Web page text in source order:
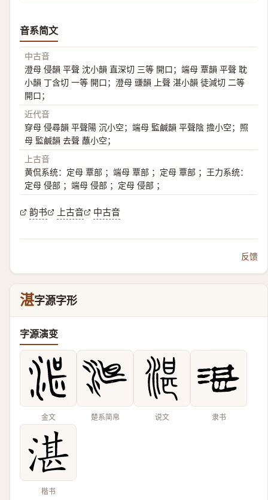
音系简文
中古音
澄母 侵韻 平聲 沈小韻 直深切 三等 開口；端母 覃韻 平聲 耽
小韻 丁含切 一等 開口；澄母 豏韻 上聲 湛小韻 徒減切 二等
開口；
近代音
穿母 侵尋韻 平聲陽 沉小空；端母 監鹹韻 平聲陰 擔小空；照
母 監鹹韻 去聲 蘸小空；
上古音
黄侃系统：定母 覃部 ；端母 覃部 ；定母 覃部 ；王力系统：
定母 侵部 ；端母 侵部 ；定母 侵部 ；
韵书 上古音 中古音
反馈
湛字源字形
字源演变
金文 楚系简帛 说文 隶书
楷书